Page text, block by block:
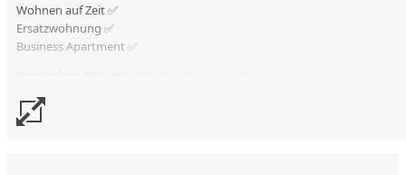
Wohnen auf Zeit ✅
Ersatzwohnung ✅
Business Apartment ✅
Stornierungsgebühr